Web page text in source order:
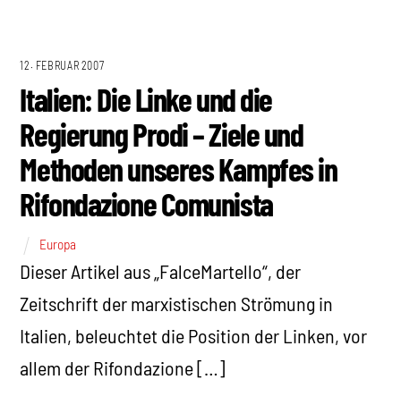
12. FEBRUAR 2007
Italien: Die Linke und die
Regierung Prodi – Ziele und
Methoden unseres Kampfes in
Rifondazione Comunista
Europa
Dieser Artikel aus „FalceMartello“, der
Zeitschrift der marxistischen Strömung in
Italien, beleuchtet die Position der Linken, vor
allem der Rifondazione […]